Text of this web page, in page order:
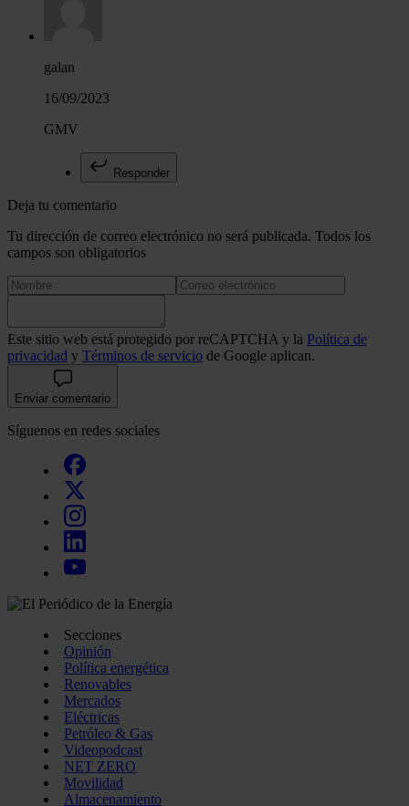
galan
16/09/2023
GMV
Responder
Deja tu comentario
Tu dirección de correo electrónico no será publicada. Todos los
campos son obligatorios
Este sitio web está protegido por reCAPTCHA y la Política de
privacidad y Términos de servicio de Google aplican.
Enviar comentario
Síguenos en redes sociales
Secciones
Opinión
Política energética
Renovables
Mercados
Eléctricas
Petróleo & Gas
Videopodcast
NET ZERO
Movilidad
Almacenamiento